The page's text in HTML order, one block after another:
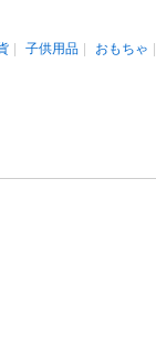
子供用品 おもちゃ